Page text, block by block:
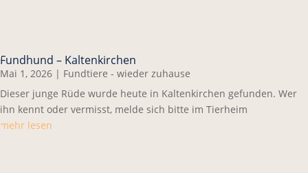
Fundhund – Kaltenkirchen
Mai 1, 2026 | Fundtiere - wieder zuhause
Dieser junge Rüde wurde heute in Kaltenkirchen gefunden. Wer
ihn kennt oder vermisst, melde sich bitte im Tierheim
mehr lesen